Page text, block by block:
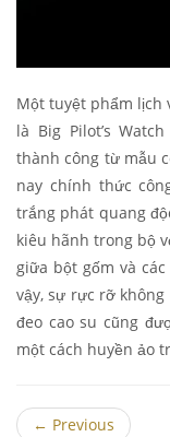
Một tuyệt phẩm lịch
là Big Pilot’s
thành công từ mẫu
nay chính thức
trắng phát quang
kiêu hãnh trong bộ
giữa bột gốm và
vậy, sự rực rỡ
đeo cao su cũng
một cách huyền ảo
← Previous